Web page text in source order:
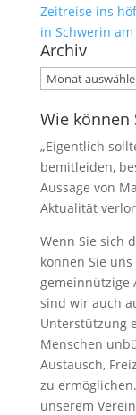
Zeitreise ins
in Schwerin am
Archiv
Archiv
Wie können
„Eigentlich
bemitleiden,
Aussage von
Aktualität
Wenn Sie sich
können Sie
gemeinnützige
sind wir auch
Unterstützung
Menschen
Austausch,
zu
unserem